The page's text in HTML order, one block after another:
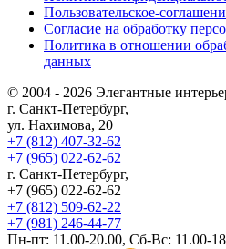
Пользовательское-
Согласие на обработку
Политика в отношении
данных
© 2004 - 2026 Элегантные
г. Санкт-Петербург,
ул. Нахимова, 20
+7 (812) 407-32-62
+7 (965) 022-62-62
г. Санкт-Петербург,
+7 (965) 022-62-62
+7 (812) 509-62-22
+7 (981) 246-44-77
Пн-пт: 11.00-20.00, Сб-Вс: 11.00-